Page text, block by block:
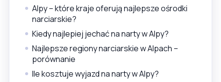
Alpy – które kraje oferują najlepsze ośrodki
narciarskie?
Kiedy najlepiej jechać na narty w Alpy?
Najlepsze regiony narciarskie w Alpach –
porównanie
Ile kosztuje wyjazd na narty w Alpy?